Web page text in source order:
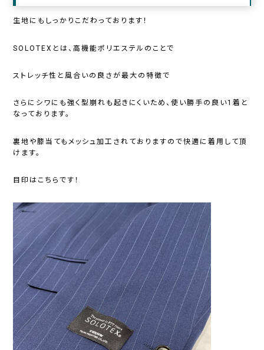
生地にもしっかりこだわっております！
SOLOTEXとは、高機能ポリエステルのことで
ストレッチ性と風合いの良さが最大の特徴で
さらにシワにも強く型崩れも起きにくいため、使い勝手の良い1着と
なっております。
裏地や膝当てもメッシュ加工されておりますので快適に着用して頂
けます。
目印はこちらです！